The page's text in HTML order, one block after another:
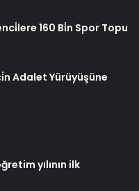
160 Bi̇n Spor Topu
Adalet Yürüyüşüne
yılının ilk